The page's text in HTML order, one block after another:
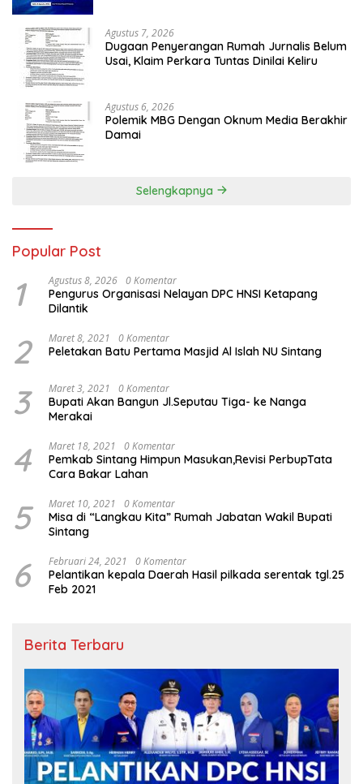
Agustus 7, 2026
Dugaan Penyerangan Rumah Jurnalis Belum
Usai, Klaim Perkara Tuntas Dinilai Keliru
Agustus 6, 2026
Polemik MBG Dengan Oknum Media Berakhir
Damai
Selengkapnya
Popular Post
1 Agustus 8, 2026 0 Komentar
Pengurus Organisasi Nelayan DPC HNSI Ketapang
Dilantik
2 Maret 8, 2021 0 Komentar
Peletakan Batu Pertama Masjid Al Islah NU Sintang
3 Maret 3, 2021 0 Komentar
Bupati Akan Bangun Jl.Seputau Tiga- ke Nanga
Merakai
4 Maret 18, 2021 0 Komentar
Pemkab Sintang Himpun Masukan,Revisi PerbupTata
Cara Bakar Lahan
5 Maret 10, 2021 0 Komentar
Misa di “Langkau Kita” Rumah Jabatan Wakil Bupati
Sintang
6 Februari 24, 2021 0 Komentar
Pelantikan kepala Daerah Hasil pilkada serentak tgl.25
Feb 2021
Berita Terbaru